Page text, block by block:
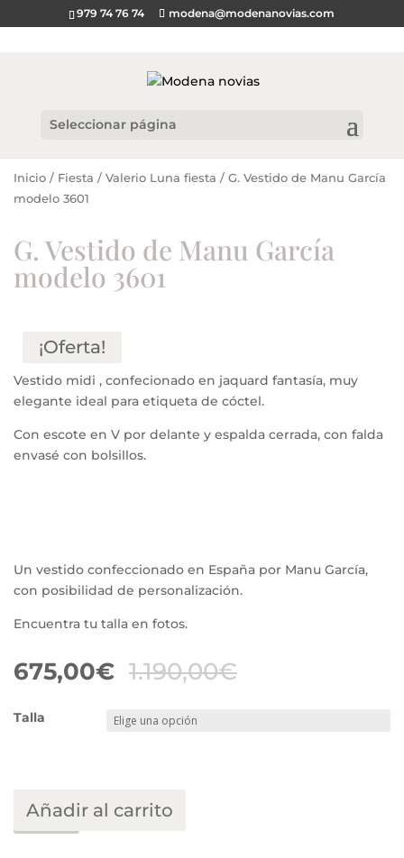
979 74 76 74 modena@modenanovias.com
Seleccionar página
Inicio / Fiesta / Valerio Luna fiesta / G. Vestido de Manu García
modelo 3601
G. Vestido de Manu García
modelo 3601
¡Oferta!
Vestido midi , confecionado en jaquard fantasía, muy
elegante ideal para etiqueta de cóctel.
Con escote en V por delante y espalda cerrada, con falda
envasé con bolsillos.
Un vestido confeccionado en España por Manu García,
con posibilidad de personalización.
Encuentra tu talla en fotos.
1.190,00€
675,00€
Talla
Vestido
Añadir al carrito